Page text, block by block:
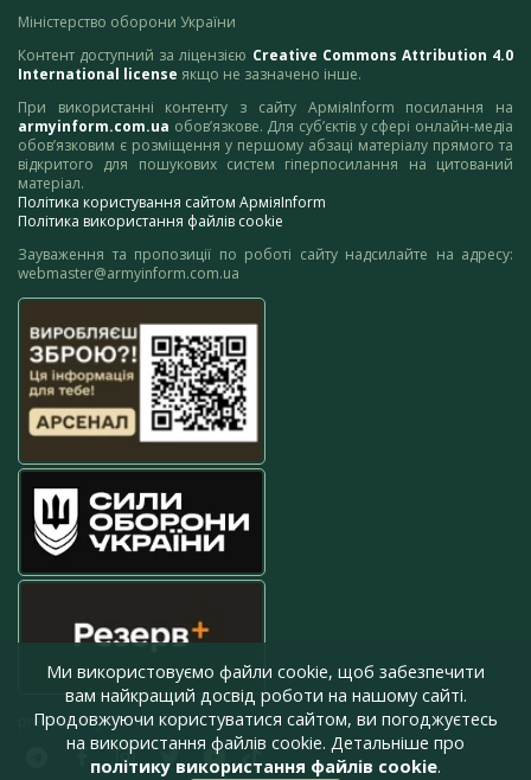
Міністерство оборони України
Контент доступний за ліцензією Creative Commons Attribution 4.0
International license якщо не зазначено інше.
При використанні контенту з сайту АрміяInform посилання на
armyinform.com.ua обов’язкове. Для суб’єктів у сфері онлайн-медіа
обов’язковим є розміщення у першому абзаці матеріалу прямого та
відкритого для пошукових систем гіперпосилання на цитований
матеріал.
Політика користування сайтом АрміяInform
Політика використання файлів cookie
Зауваження та пропозиції по роботі сайту надсилайте на адресу:
webmaster@armyinform.com.ua
press@armyinform.com.ua
Ми використовуємо файли cookie, щоб забезпечити
вам найкращий досвід роботи на нашому сайті.
Продовжуючи користуватися сайтом, ви погоджуєтесь
на використання файлів cookie. Детальніше про
політику використання файлів cookie.